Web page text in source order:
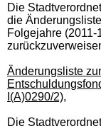
Die
die
Folgejahre
Änderungsliste
I(A)0290/2),
Die